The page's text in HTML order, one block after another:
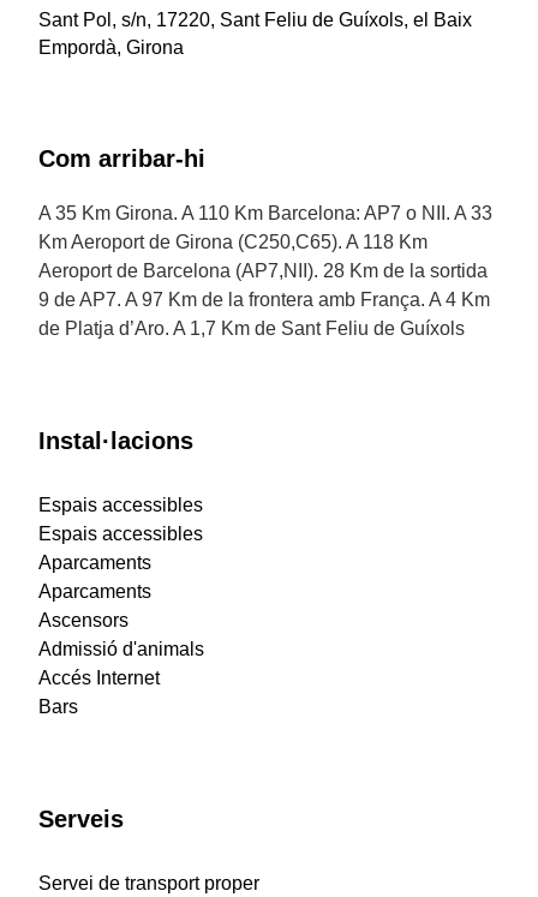
Sant Pol, s/n, 17220, Sant Feliu de Guíxols, el Baix
Empordà, Girona
Com arribar-hi
A 35 Km Girona. A 110 Km Barcelona: AP7 o NII. A 33
Km Aeroport de Girona (C250,C65). A 118 Km
Aeroport de Barcelona (AP7,NII). 28 Km de la sortida
9 de AP7. A 97 Km de la frontera amb França. A 4 Km
de Platja d’Aro. A 1,7 Km de Sant Feliu de Guíxols
Instal·lacions
Espais accessibles
Espais accessibles
Aparcaments
Aparcaments
Ascensors
Admissió d'animals
Accés Internet
Bars
Serveis
Servei de transport proper